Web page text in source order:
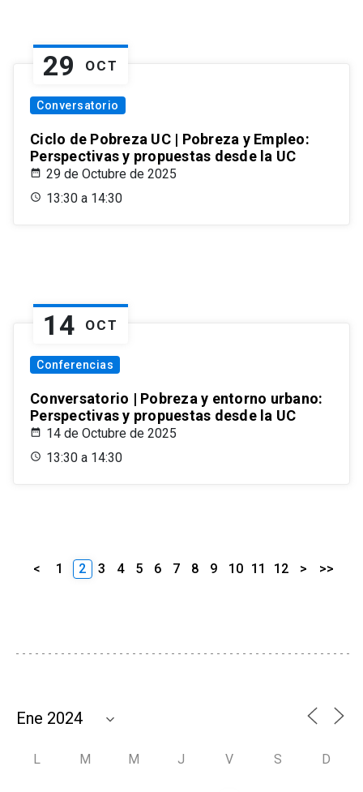
29 OCT
Conversatorio
Ciclo de Pobreza UC | Pobreza y Empleo:
Perspectivas y propuestas desde la UC
29 de Octubre de 2025
13:30 a 14:30
14 OCT
Conferencias
Conversatorio | Pobreza y entorno urbano:
Perspectivas y propuestas desde la UC
14 de Octubre de 2025
13:30 a 14:30
< 1 2 3 4 5 6 7 8 9 10 11 12 > >>
L M M J V S D